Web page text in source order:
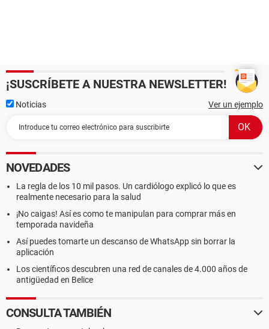
¡SUSCRÍBETE A NUESTRA NEWSLETTER!
Noticias Ver un ejemplo
NOVEDADES
La regla de los 10 mil pasos. Un cardiólogo explicó lo que es
realmente necesario para la salud
¡No caigas! Así es como te manipulan para comprar más en
temporada navideña
Así puedes tomarte un descanso de WhatsApp sin borrar la
aplicación
Los científicos descubren una red de canales de 4.000 años de
antigüedad en Belice
CONSULTA TAMBIÉN